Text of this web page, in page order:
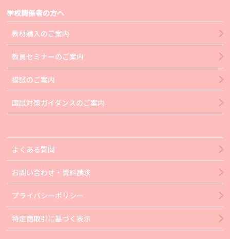
学校関係者の方へ
教材購入のご案内
教員セミナーのご案内
模試のご案内
国試対策ガイダンスのご案内
よくある質問
お問い合わせ・資料請求
プライバシーポリシー
特定商取引に基づく表示